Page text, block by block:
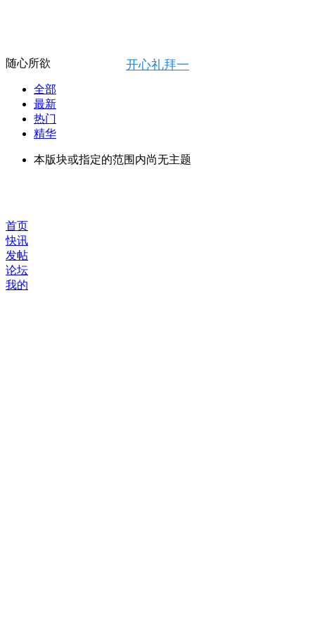
开心礼拜一
随心所欲
全部
最新
热门
精华
本版块或指定的范围内尚无主题
首页
快讯
发帖
论坛
我的